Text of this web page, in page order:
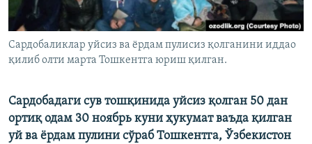
Сардобаликлар уйсиз ва ёрдам пулисиз қолганини иддао
қилиб олти марта Тошкентга юриш қилган.
Сардобадаги сув тошқинида уйсиз қолган 50 дан
ортиқ одам 30 ноябрь куни ҳукумат ваъда қилган
уй ва ёрдам пулини сўраб Тошкентга, Ўзбекистон